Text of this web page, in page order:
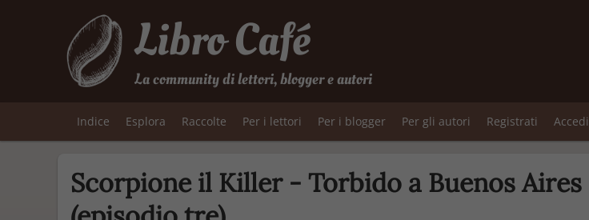
Libro Café
La community di lettori, blogger e autori
Indice Esplora Raccolte Per i lettori Per i blogger Per gli autori Registrati Accedi
Scorpione il Killer - Torbido a Buenos Aires